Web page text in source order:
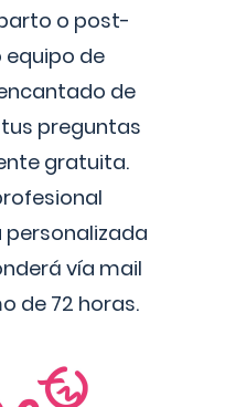
o post-
de
de
preguntas
gratuita.
vía mail
de 72 horas.